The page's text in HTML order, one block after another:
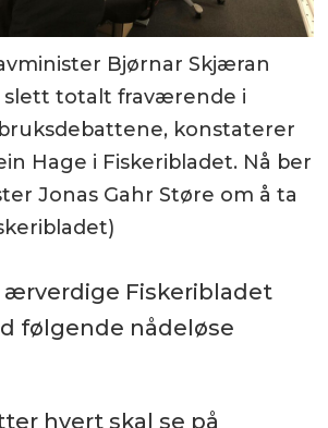
Bjørnar Skjæran
slett totalt fraværende i
konstaterer
Hage i Fiskeribladet. Nå ber
Jonas Gahr Støre om å ta
ærverdige Fiskeribladet
følgende nådeløse
hvert skal se på